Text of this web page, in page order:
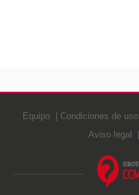
Equipo Condiciones de uso
Aviso legal